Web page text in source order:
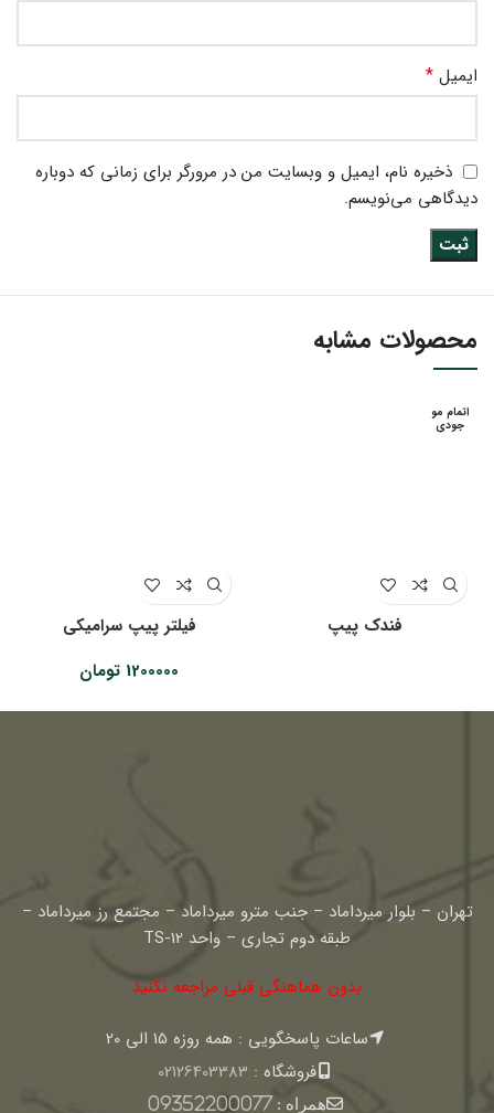
ایمیل *
ذخیره نام، ایمیل و وبسایت من در مرورگر برای زمانی که دوباره
دیدگاهی می‌نویسم.
محصولات مشابه
اتمام مو
جودی
فندک پیپ
فیلتر پیپ سرامیکی
1200000 تومان
تهران – بلوار میرداماد – جنب مترو میرداماد – مجتمع رز میرداماد –
طبقه دوم تجاری – واحد TS-12
بدون هماهنگی قبلی مراجعه نکنید
ساعات پاسخگویی : همه روزه 15 الی 20
فروشگاه : 02126403383
همراه :09352200077